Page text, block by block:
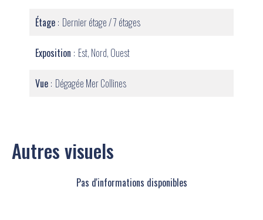
Étage Dernier étage / 7 étages
Exposition Est, Nord, Ouest
Vue Dégagée Mer Collines
Autres visuels
Pas d'informations disponibles